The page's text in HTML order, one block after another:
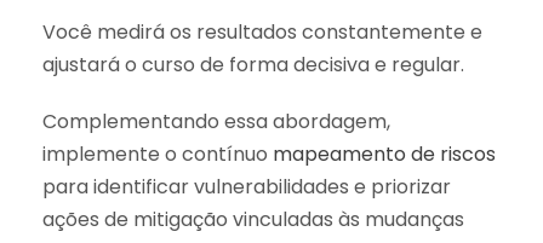
Você medirá os resultados constantemente e
ajustará o curso de forma decisiva e regular.
Complementando essa abordagem,
implemente o contínuo mapeamento de riscos
para identificar vulnerabilidades e priorizar
ações de mitigação vinculadas às mudanças